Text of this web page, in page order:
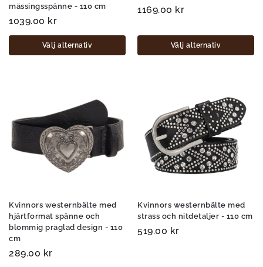
mässingsspänne - 110 cm
1039.00 kr
Välj alternativ
1169.00 kr
Välj alternativ
Kvinnors westernbälte med
hjärtformat spänne och
blommig präglad design - 110
cm
289.00 kr
Kvinnors westernbälte med
strass och nitdetaljer - 110 cm
519.00 kr